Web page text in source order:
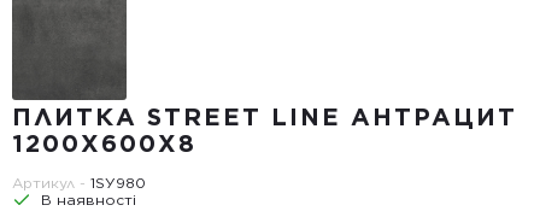
ПЛИТКА STREET LINE АНТРАЦИТ
1200Х600X8
Артикул - 1SУ980
В наявності